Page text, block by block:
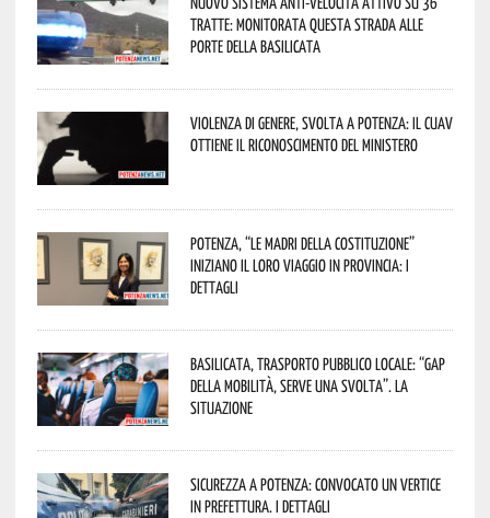
tratte: monitorata questa strada alle
porte della Basilicata
Violenza di genere, svolta a Potenza: il CUAV
ottiene il riconoscimento del Ministero
Potenza, “Le Madri della Costituzione”
iniziano il loro viaggio in provincia: i
dettagli
Basilicata, trasporto pubblico locale: “Gap
della mobilità, serve una svolta”. La
situazione
Sicurezza a Potenza: convocato un vertice
in Prefettura. I dettagli